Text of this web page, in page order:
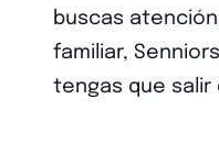
buscas
familiar,
tengas que salir